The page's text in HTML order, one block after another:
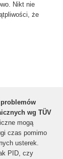
Nikt nie
że
wg TÜV
mogą
czas pomimo
usterek.
PID, czy